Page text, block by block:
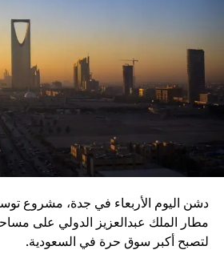
دشن اليوم الأربعاء في جدة، مشروع
لتصبح أكبر سوق حرة في السعودية.